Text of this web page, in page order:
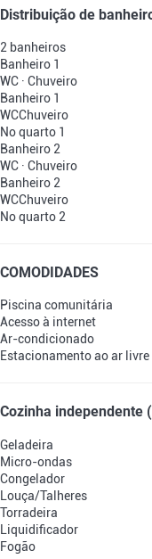
Distribuição de
2 banheiros
Banheiro 1
WC · Chuveiro
Banheiro 1
WCChuveiro
No quarto 1
Banheiro 2
WC · Chuveiro
Banheiro 2
WCChuveiro
No quarto 2
COMODIDADES
Piscina comunitária
Acesso à internet
Ar-condicionado
Estacionamento ao ar livre
Cozinha independente
Geladeira
Micro-ondas
Congelador
Louça/Talheres
Torradeira
Liquidificador
Fogão